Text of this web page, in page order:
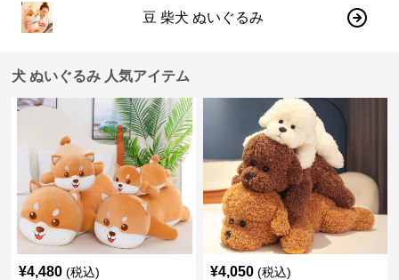
豆 柴犬 ぬいぐるみ
犬 ぬいぐるみ 人気アイテム
¥4,480 (税込) ¥4,050 (税込)